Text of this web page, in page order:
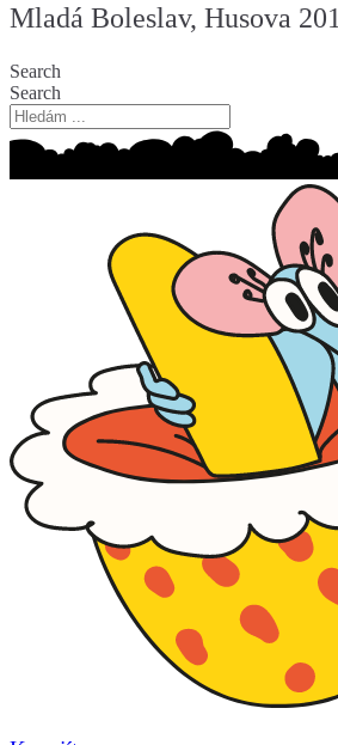
Mladá Boleslav, Husova 201
Search
Search